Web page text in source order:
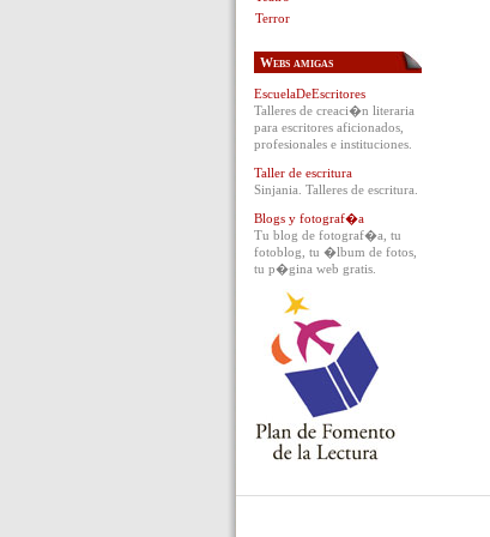
Terror
Webs amigas
EscuelaDeEscritores
Talleres de creaci�n literaria
para escritores aficionados,
profesionales e instituciones.
Taller de escritura
Sinjania. Talleres de escritura.
Blogs y fotograf�a
Tu blog de fotograf�a, tu
fotoblog, tu �lbum de fotos,
tu p�gina web gratis.